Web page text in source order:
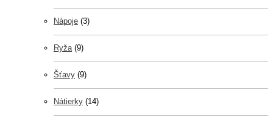
Nápoje (3)
Ryža (9)
Šťavy (9)
Nátierky (14)